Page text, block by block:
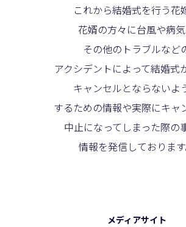
これから結婚式を行う花
花婿の方々に台風や病気
その他のトラブルなど
アクシデントによって結婚式
キャンセルとならないよ
するための情報や実際にキャ
中止になってしまった際の
情報を発信しております
メディアサイト